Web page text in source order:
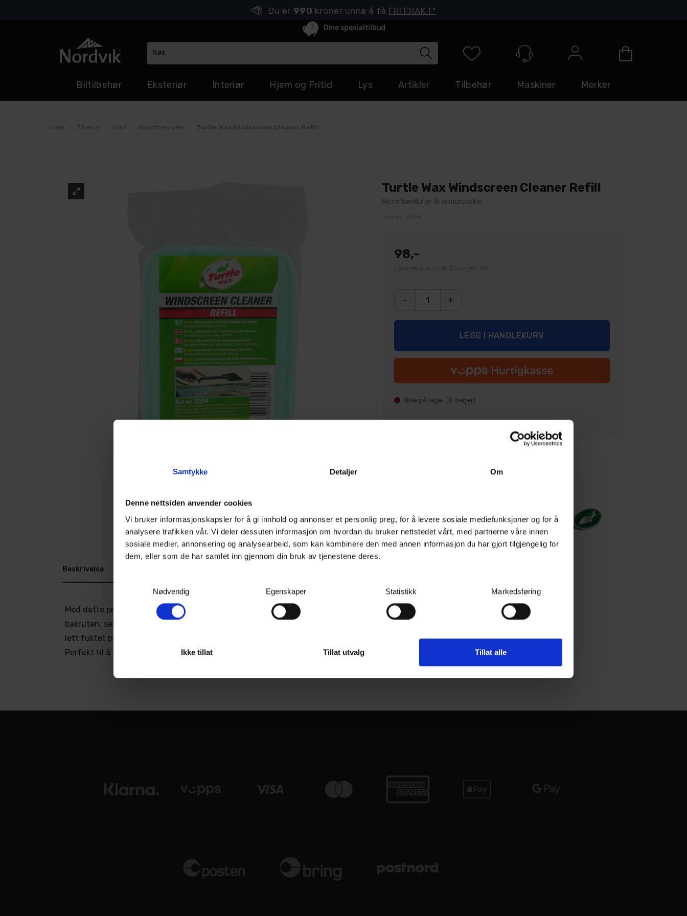
Samtykke Detaljer Om
Denne nettsiden anvender cookies
Vi bruker informasjonskapsler for å gi innhold og annonser et personlig preg, for å levere sosiale mediefunksjoner og for å
analysere trafikken vår. Vi deler dessuten informasjon om hvordan du bruker nettstedet vårt, med partnerne våre innen
sosiale medier, annonsering og analysearbeid, som kan kombinere den med annen informasjon du har gjort tilgjengelig for
dem, eller som de har samlet inn gjennom din bruk av tjenestene deres.
Nødvendig
Egenskaper Statistikk Markedsføring
Ikke tillat Tillat utvalg Tillat alle
7 Dine spesialtilbud
Biltilbehør Eksteriør Interiør Hjem og Fritid Lys Artikler Tilbehør Maskiner Merker
Du er 990 kroner unna å få FRI FRAKT*
Turtle Wax Windscreen Cleaner Refill
Microfiberkluter til vindusvasker
98,-
- +
Ikke på lager (0 dager)
Beskrivelse
Med dette produktet blir det enkelt å rengjøre både frontruten og
bakruten, selv på de vanskeligste stedene. Det kan brukes tørt eller
lett fuktet på innsiden av vinduene, og med glassrens på utsiden.
Perfekt til å fjerne dugg og er vaskbar for gjenbruk.